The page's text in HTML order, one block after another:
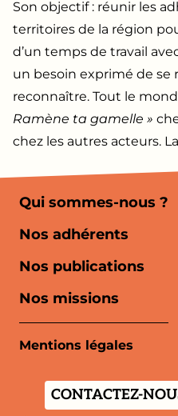
Son objectif : réunir les
territoires de la région
d’un temps de travail
un besoin exprimé de se
reconnaître. Tout le
Ramène ta gamelle »
chez les autres acteurs.
Qui sommes-nous ?
Nos adhérents
Nos publications
Nos missions
Mentions légales
CONTACTEZ-